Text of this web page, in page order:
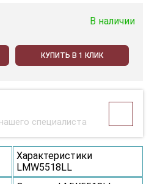
В наличии
КУПИТЬ В 1 КЛИК
специалиста
Характеристики
LMW5518LL